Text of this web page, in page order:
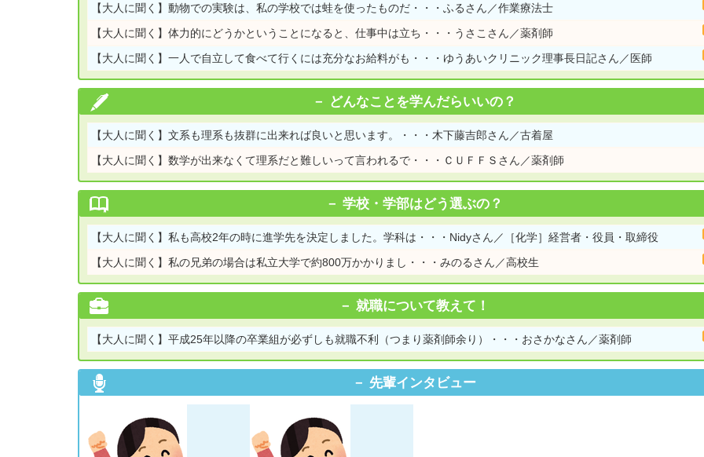
【大人に聞く】 動物での実験は、私の学校では蛙を使ったものだ・・・ふるさん／作業療法士
【大人に聞く】 体力的にどうかということになると、仕事中は立ち・・・うさこさん／薬剤師
【大人に聞く】 一人で自立して食べて行くには充分なお給料がも・・・ゆうあいクリニック理事長日記さん／医師
どんなことを学んだらいいの？
【大人に聞く】 文系も理系も抜群に出来れば良いと思います。・・・木下藤吉郎さん／古着屋
【大人に聞く】 数学が出来なくて理系だと難しいって言われるで・・・ＣＵＦＦＳさん／薬剤師
学校・学部はどう選ぶの？
【大人に聞く】 私も高校2年の時に進学先を決定しました。学科は・・・Nidyさん／［化学］経営者・役員・取締役
【大人に聞く】 私の兄弟の場合は私立大学で約800万かかりまし・・・みのるさん／高校生
就職について教えて！
【大人に聞く】 平成25年以降の卒業組が必ずしも就職不利（つまり薬剤師余り）・・・おさかなさん／薬剤師
先輩インタビュー